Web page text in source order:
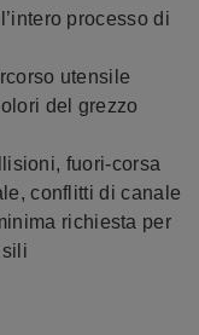
processo di
utensile
del grezzo
fuori-corsa
conflitti di canale
richiesta per